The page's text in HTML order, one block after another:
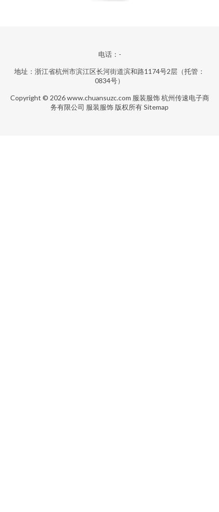
电话：-
地址：浙江省杭州市滨江区长河街道滨和路1174号2层（托管：
0834号）
Copyright © 2026www.chuansuzc.com 服装服饰 杭州传速电子商
务有限公司 服装服饰 版权所有Sitemap